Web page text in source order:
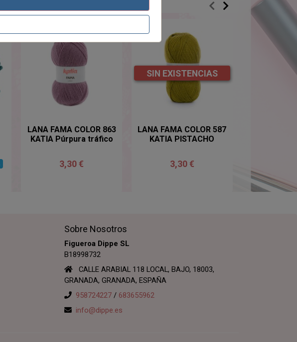
LANA FAMA COLOR 863
KATIA Púrpura tráfico
3,30 €
SIN EXISTENCIAS
LANA FAMA COLOR 587
KATIA PISTACHO
3,30 €
Sobre Nosotros
Figueroa Dippe SL
B18998732
CALLE ARABIAL 118 LOCAL, BAJO, 18003,
GRANADA, GRANADA, ESPAÑA
958724227 / 683655962
info@dippe.es